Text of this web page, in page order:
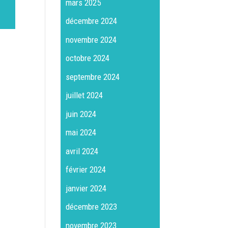
mars 2025
décembre 2024
novembre 2024
octobre 2024
septembre 2024
juillet 2024
juin 2024
mai 2024
avril 2024
février 2024
janvier 2024
décembre 2023
novembre 2023